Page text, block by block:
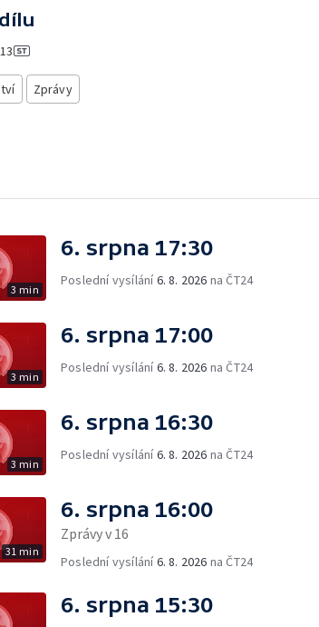
Zprávy
3 min
6. srpna 17:30
Poslední vysílání6. 8. 2026 na ČT24
3 min
6. srpna 17:00
Poslední vysílání6. 8. 2026 na ČT24
3 min
6. srpna 16:30
Poslední vysílání6. 8. 2026 na ČT24
31 min
6. srpna 16:00
Zprávy v 16
Poslední vysílání6. 8. 2026 na ČT24
6. srpna 15:30